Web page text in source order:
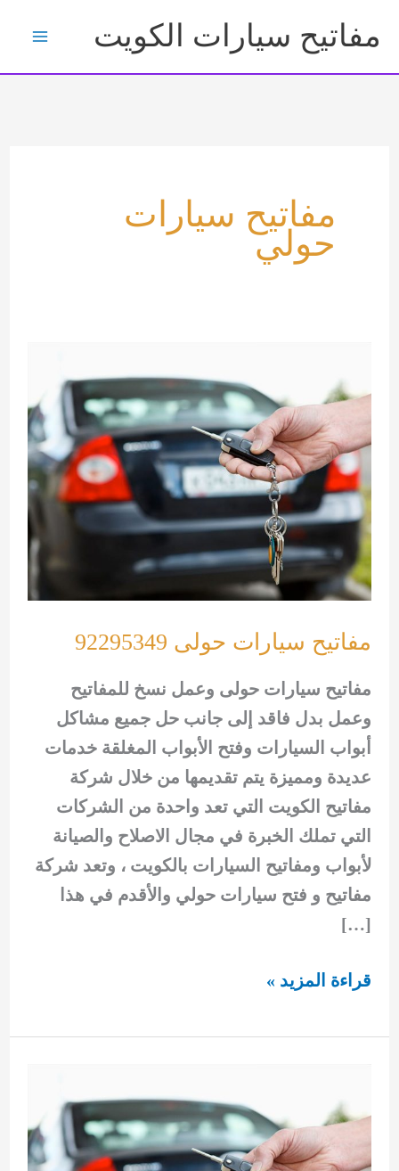
إلى
المحتوى
مفاتيح سيارات الكويت
مفاتيح سيارات
حولي
مفاتيح سيارات حولى 92295349
مفاتيح سيارات حولى وعمل نسخ للمفاتيح
وعمل بدل فاقد إلى جانب حل جميع مشاكل
أبواب السيارات وفتح الأبواب المغلقة خدمات
عديدة ومميزة يتم تقديمها من خلال شركة
مفاتيح الكويت التي تعد واحدة من الشركات
التي تملك الخبرة في مجال الاصلاح والصيانة
لأبواب ومفاتيح السيارات بالكويت ، وتعد شركة
مفاتيح و فتح سيارات حولي والأقدم في هذا
[…]
مفاتيح
حولى
قراءة المزيد »